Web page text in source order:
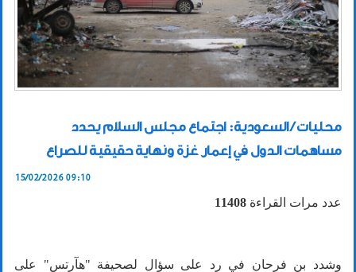
محليات / السعودية: اجتماع مجلس السلام يحدد
مساهمات الدول في إعمار غزة ونهاية حقيقية للصراع
15/02/2026 09:10
عدد مرات القراءة 11408
وشدد بن فرحان في رد على سؤال لصحيفة "هآرتس" على